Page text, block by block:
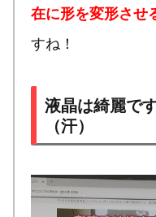
在に形を変形させ
すね！
液晶は綺麗で
（汗）